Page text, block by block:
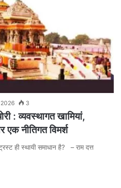
3
: व्यवस्थागत खामियां,
एक नीतिगत विमर्श
ही स्थायी समाधान है? – राम दत्त